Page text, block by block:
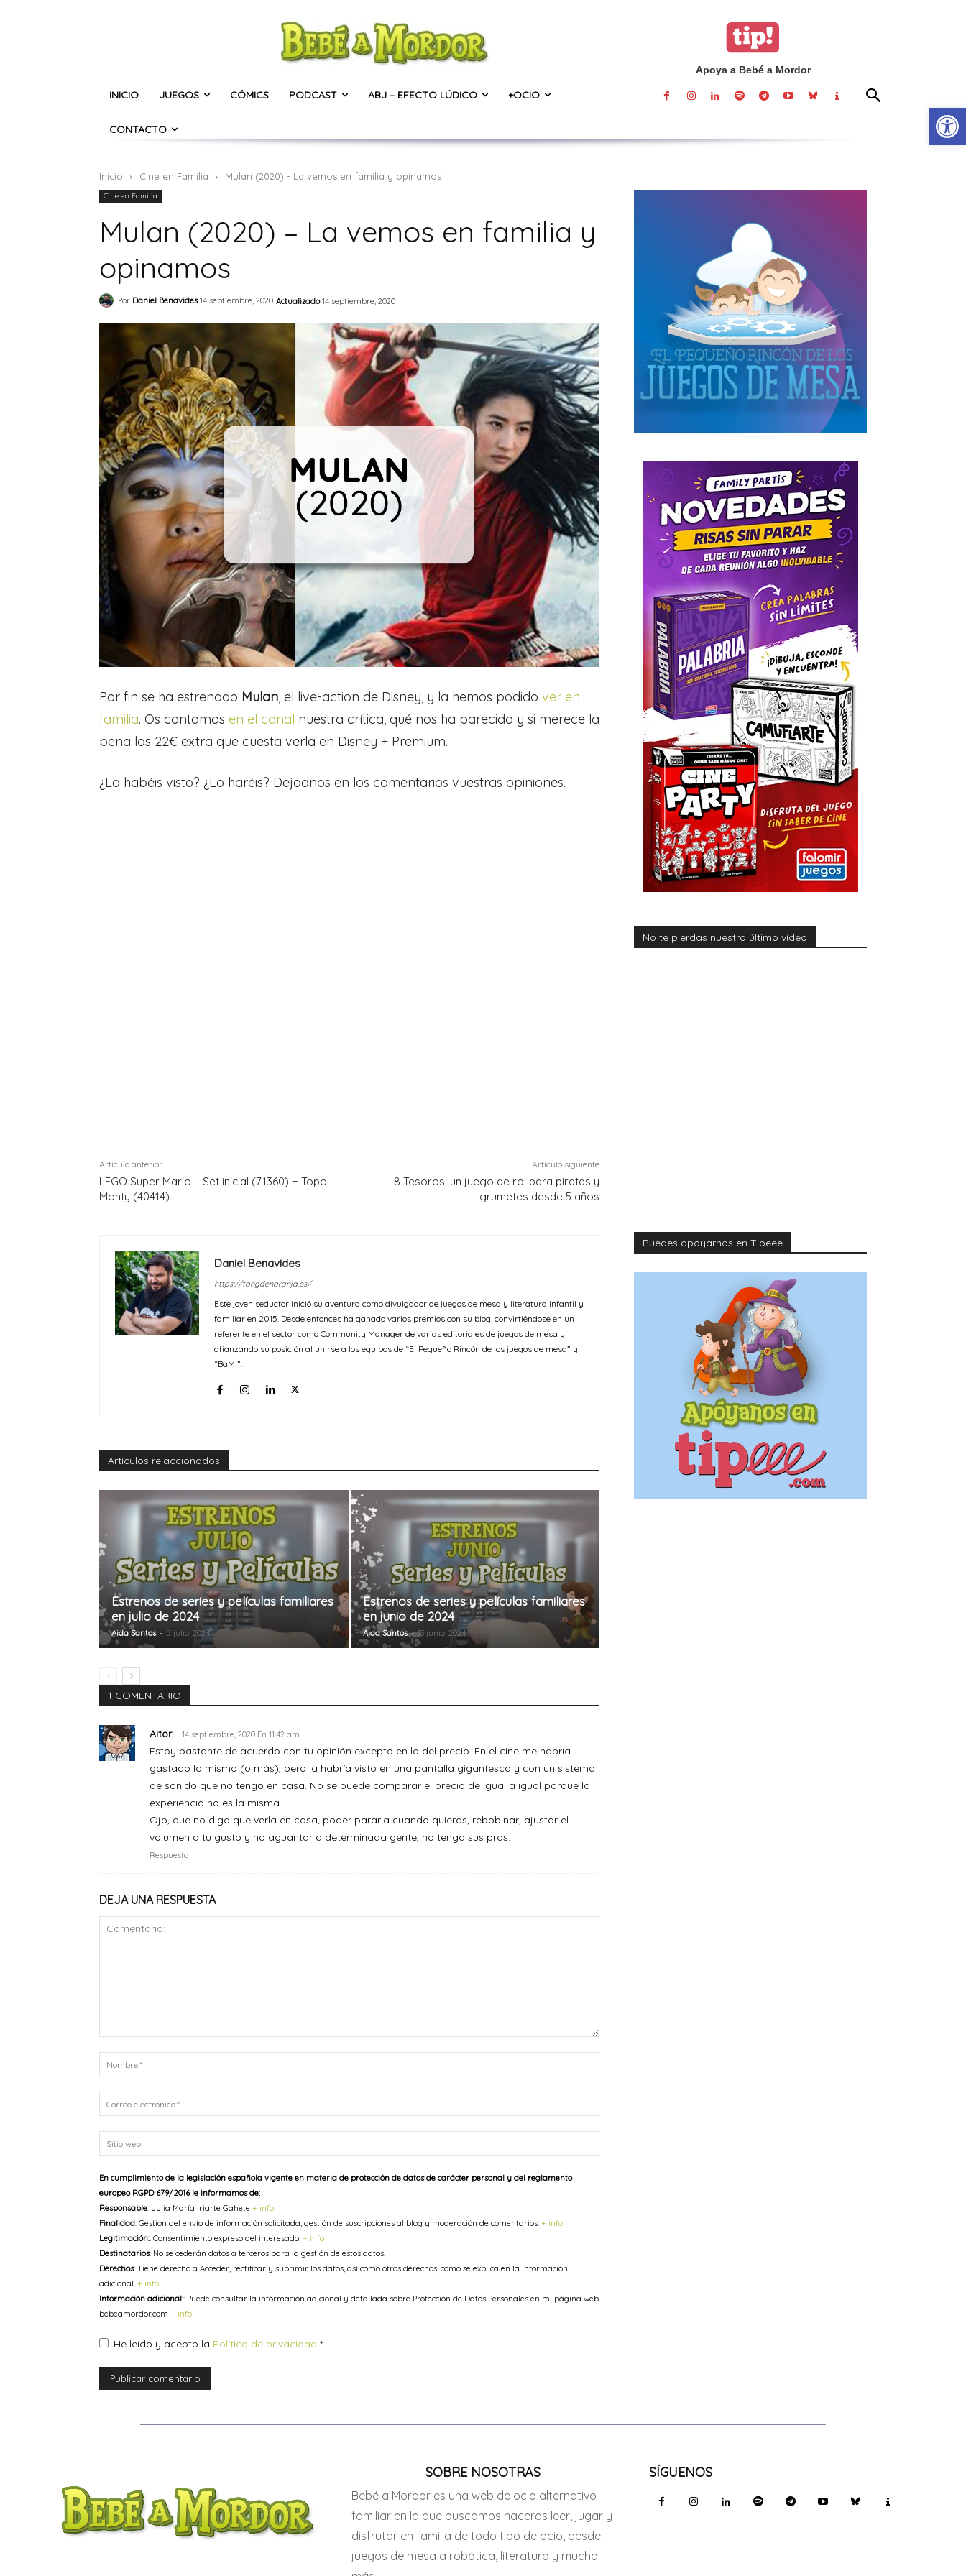
Apoya a Bebé a Mordor
INICIO JUEGOS CÓMICS PODCAST ABJ – EFECTO LÚDICO +OCIO
CONTACTO
Inicio Cine en Familia Mulan (2020) - La vemos en familia y opinamos
Cine en Familia
Mulan (2020) – La vemos en familia y
opinamos
Por Daniel Benavides 14 septiembre, 2020 Actualizado 14 septiembre, 2020
Por fin se ha estrenado Mulan, el live-action de Disney, y la hemos podido ver en
familia. Os contamos en el canal nuestra crítica, qué nos ha parecido y si merece la
pena los 22€ extra que cuesta verla en Disney + Premium.
¿La habéis visto? ¿Lo haréis? Dejadnos en los comentarios vuestras opiniones.
Artículo anterior
LEGO Super Mario – Set inicial (71360) + Topo
Monty (40414)
Artículo siguiente
8 Tesoros: un juego de rol para piratas y
grumetes desde 5 años
Daniel Benavides
https://tangdenaranja.es/
Este joven seductor inició su aventura como divulgador de juegos de mesa y literatura infantil y
familiar en 2015. Desde entonces ha ganado varios premios con su blog, convirtiéndose en un
referente en el sector como Community Manager de varias editoriales de juegos de mesa y
afianzando su posición al unirse a los equipos de “El Pequeño Rincón de los juegos de mesa” y
“BaM!”.
Artículos relaccionados
Estrenos de series y películas familiares
en julio de 2024
Aida Santos - 5 julio, 2024
Estrenos de series y películas familiares
en junio de 2024
Aida Santos - 13 junio, 2024
1 COMENTARIO
Aitor 14 septiembre, 2020 En 11:42 am
Estoy bastante de acuerdo con tu opinión excepto en lo del precio. En el cine me habría
gastado lo mismo (o más), pero la habría visto en una pantalla gigantesca y con un sistema
de sonido que no tengo en casa. No se puede comparar el precio de igual a igual porque la
experiencia no es la misma.
Ojo, que no digo que verla en casa, poder pararla cuando quieras, rebobinar, ajustar el
volumen a tu gusto y no aguantar a determinada gente, no tenga sus pros.
Respuesta
DEJA UNA RESPUESTA
electrónico:*
web:
En cumplimiento de la legislación española vigente en materia de protección de datos de carácter personal y del reglamento
europeo RGPD 679/2016 le informamos de:
Responsable: Julia María Iriarte Gahete + info
Finalidad: Gestión del envío de información solicitada, gestión de suscripciones al blog y moderación de comentarios. + info
Legitimación:: Consentimiento expreso del interesado. + info
Destinatarios: No se cederán datos a terceros para la gestión de estos datos.
Derechos: Tiene derecho a Acceder, rectificar y suprimir los datos, así como otros derechos, como se explica en la información
adicional. + info
Información adicional:: Puede consultar la información adicional y detallada sobre Protección de Datos Personales en mi página web
bebeamordor.com + info
He leído y acepto la Política de privacidad *
No te pierdas nuestro último vídeo
Puedes apoyarnos en Tipeee
SOBRE NOSOTRAS
Bebé a Mordor es una web de ocio alternativo
familiar en la que buscamos haceros leer, jugar y
disfrutar en familia de todo tipo de ocio, desde
juegos de mesa a robótica, literatura y mucho
SÍGUENOS